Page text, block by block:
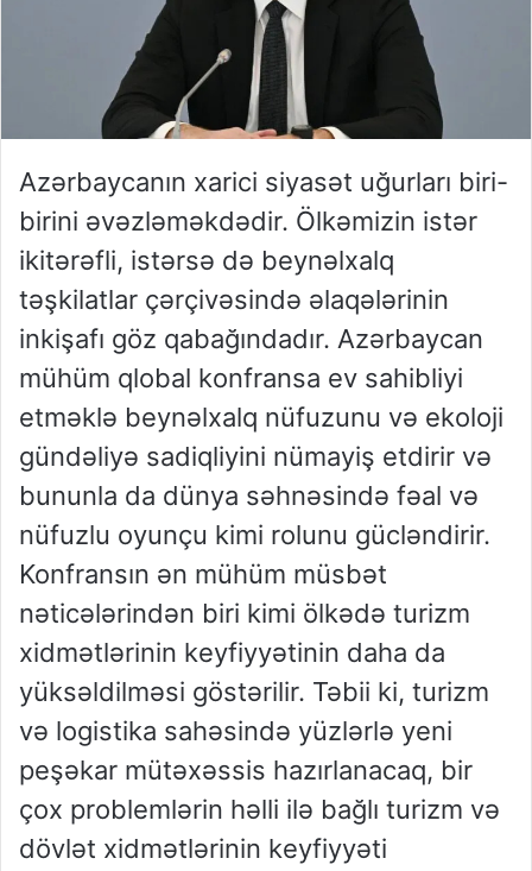
Azərbaycanın xarici siyasət uğurları biri-
birini əvəzləməkdədir. Ölkəmizin istər
ikitərəfli, istərsə də beynəlxalq
təşkilatlar çərçivəsində əlaqələrinin
inkişafı göz qabağındadır. Azərbaycan
mühüm qlobal konfransa ev sahibliyi
etməklə beynəlxalq nüfuzunu və ekoloji
gündəliyə sadiqliyini nümayiş etdirir və
bununla da dünya səhnəsində fəal və
nüfuzlu oyunçu kimi rolunu gücləndirir.
Konfransın ən mühüm müsbət
nəticələrindən biri kimi ölkədə turizm
xidmətlərinin keyfiyyətinin daha da
yüksəldilməsi göstərilir. Təbii ki, turizm
və logistika sahəsində yüzlərlə yeni
peşəkar mütəxəssis hazırlanacaq, bir
çox problemlərin həlli ilə bağlı turizm və
dövlət xidmətlərinin keyfiyyəti